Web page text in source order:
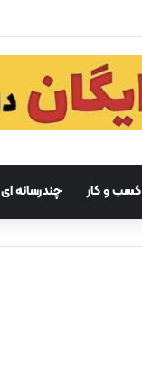
کسب و کار چندرسانه ای